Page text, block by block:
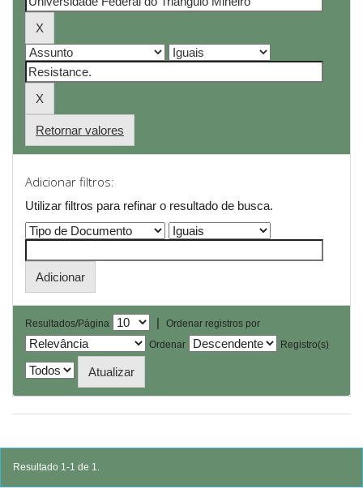
Retornar valores
Adicionar filtros:
Utilizar filtros para refinar o resultado de busca.
Resultados/Página |
Ordenar registros por
Ordenar
Registro(s)
Resultado 1-1 de 1.